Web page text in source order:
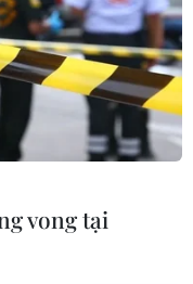
chế
vong tại